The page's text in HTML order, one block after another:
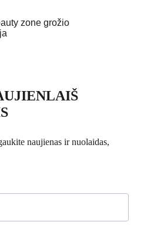
naujienas ir nuolaidas,